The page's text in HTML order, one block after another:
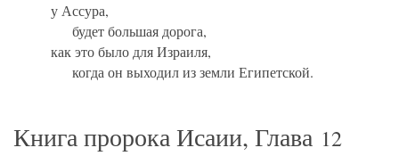
у Ассура,
будет большая дорога,
как это было для Израиля,
когда он выходил из земли Египетской.
Книга пророка Исаии, Глава 12